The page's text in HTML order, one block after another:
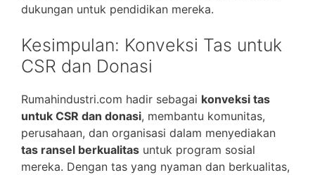
dukungan untuk pendidikan mereka.
Kesimpulan: Konveksi Tas untuk
CSR dan Donasi
Rumahindustri.com hadir sebagai konveksi tas
untuk CSR dan donasi, membantu komunitas,
perusahaan, dan organisasi dalam menyediakan
tas ransel berkualitas untuk program sosial
mereka. Dengan tas yang nyaman dan berkualitas,